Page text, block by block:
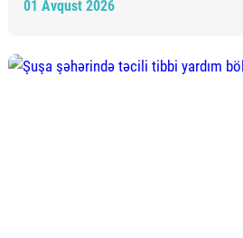
01 Avqust 2026